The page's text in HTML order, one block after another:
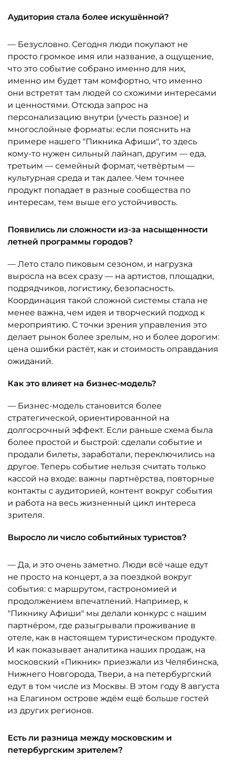
Аудитория стала более искушённой?
— Безусловно. Сегодня люди покупают не
просто громкое имя или название, а ощущение,
что это событие собрано именно для них,
именно им будет там комфортно, что именно
они встретят там людей со схожими интересами
и ценностями. Отсюда запрос на
персонализацию внутри (учесть разное) и
многослойные форматы: если пояснить на
примере нашего "Пикника Афиши", то здесь
кому-то нужен сильный лайнап, другим — еда,
третьим — семейный формат, четвёртым —
культурная среда и так далее. Чем точнее
продукт попадает в разные сообщества по
интересам, тем выше его устойчивость.
Появились ли сложности из-за насыщенности
летней программы городов?
— Лето стало пиковым сезоном, и нагрузка
выросла на всех сразу — на артистов, площадки,
подрядчиков, логистику, безопасность.
Координация такой сложной системы стала не
менее важна, чем идея и творческий подход к
мероприятию. С точки зрения управления это
делает рынок более зрелым, но и более дорогим:
цена ошибки растёт, как и стоимость оправдания
ожиданий.
Как это влияет на бизнес-модель?
— Бизнес-модель становится более
стратегической, ориентированной на
долгосрочный эффект. Если раньше схема была
более простой и быстрой: сделали событие и
продали билеты, заработали, переключились на
другое. Теперь событие нельзя считать только
кассой на входе: важны партнёрства, повторные
контакты с аудиторией, контент вокруг события
и работа на весь жизненный цикл интереса
зрителя.
Выросло ли число событийных туристов?
— Да, и это очень заметно. Люди всё чаще едут
не просто на концерт, а за поездкой вокруг
события: с маршрутом, гастрономией и
продолжением впечатлений. Например, к
"Пикнику Афиши" мы делали конкурс с нашим
партнёром, где разыгрывали проживание в
отеле, как в настоящем туристическом продукте.
И как показывает аналитика наших продаж, на
московский «Пикник» приезжали из Челябинска,
Нижнего Новгорода, Твери, а на петербургский
едут в том числе из Москвы. В этом году 8 августа
на Елагином острове ждём ещё больше гостей
из других регионов.
Есть ли разница между московским и
петербургским зрителем?